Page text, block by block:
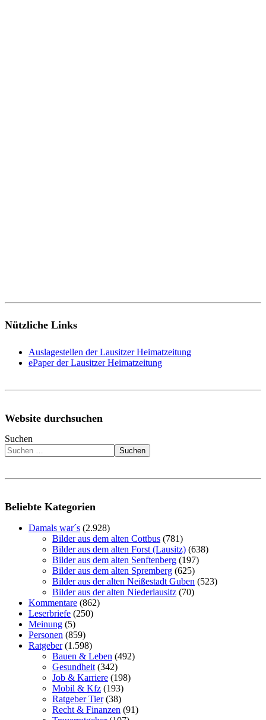
Nützliche Links
Auslagestellen der Lausitzer Heimatzeitung
ePaper der Lausitzer Heimatzeitung
Website durchsuchen
Suchen
Suchen
Beliebte Kategorien
Damals war´s (2.928)
Bilder aus dem alten Cottbus (781)
Bilder aus dem alten Forst (Lausitz) (638)
Bilder aus dem alten Senftenberg (197)
Bilder aus dem alten Spremberg (625)
Bilder aus der alten Neißestadt Guben (523)
Bilder aus der alten Niederlausitz (70)
Kommentare (862)
Leserbriefe (250)
Meinung (5)
Personen (859)
Ratgeber(1.598)
Bauen & Leben (492)
Gesundheit (342)
Job & Karriere (198)
Mobil & Kfz (193)
Ratgeber Tier(38)
Recht & Finanzen (91)